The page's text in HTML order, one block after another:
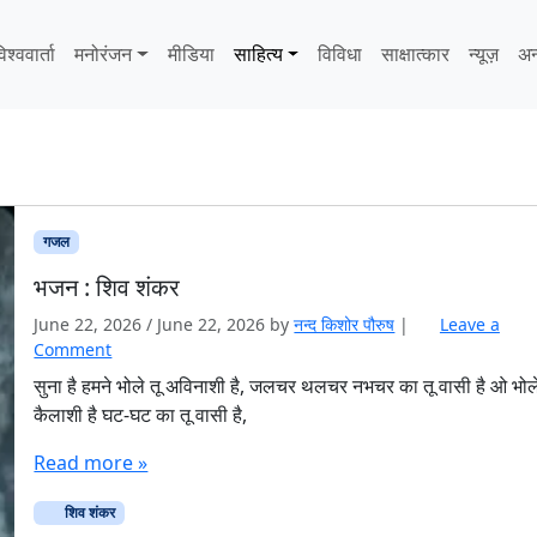
मनोरंजन मीडिया साहित्‍य विविधा साक्षात्‍कार न्यूज़
गजल
भजन : शिव शंकर
June 22, 2026 / June 22, 2026 byनन्द किशोर पौरुष |
Leave a
Comment
सुना है हमने भोले तू अविनाशी है, जलचर थलचर नभचर का तू वासी है ओ
कैलाशी है घट-घट का तू वासी है,
Read more »
शिव शंकर